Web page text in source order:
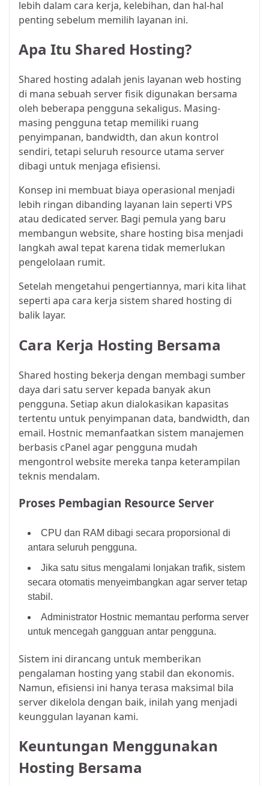
lebih dalam cara kerja, kelebihan, dan hal-hal
penting sebelum memilih layanan ini.
Apa Itu Shared Hosting?
Shared hosting adalah jenis layanan web hosting
di mana sebuah server fisik digunakan bersama
oleh beberapa pengguna sekaligus. Masing-
masing pengguna tetap memiliki ruang
penyimpanan, bandwidth, dan akun kontrol
sendiri, tetapi seluruh resource utama server
dibagi untuk menjaga efisiensi.
Konsep ini membuat biaya operasional menjadi
lebih ringan dibanding layanan lain seperti VPS
atau dedicated server. Bagi pemula yang baru
membangun website, share hosting bisa menjadi
langkah awal tepat karena tidak memerlukan
pengelolaan rumit.
Setelah mengetahui pengertiannya, mari kita lihat
seperti apa cara kerja sistem shared hosting di
balik layar.
Cara Kerja Hosting Bersama
Shared hosting bekerja dengan membagi sumber
daya dari satu server kepada banyak akun
pengguna. Setiap akun dialokasikan kapasitas
tertentu untuk penyimpanan data, bandwidth, dan
email. Hostnic memanfaatkan sistem manajemen
berbasis cPanel agar pengguna mudah
mengontrol website mereka tanpa keterampilan
teknis mendalam.
Proses Pembagian Resource Server
CPU dan RAM dibagi secara proporsional di
antara seluruh pengguna.
Jika satu situs mengalami lonjakan trafik, sistem
secara otomatis menyeimbangkan agar server tetap
stabil.
Administrator Hostnic memantau performa server
untuk mencegah gangguan antar pengguna.
Sistem ini dirancang untuk memberikan
pengalaman hosting yang stabil dan ekonomis.
Namun, efisiensi ini hanya terasa maksimal bila
server dikelola dengan baik, inilah yang menjadi
keunggulan layanan kami.
Keuntungan Menggunakan
Hosting Bersama